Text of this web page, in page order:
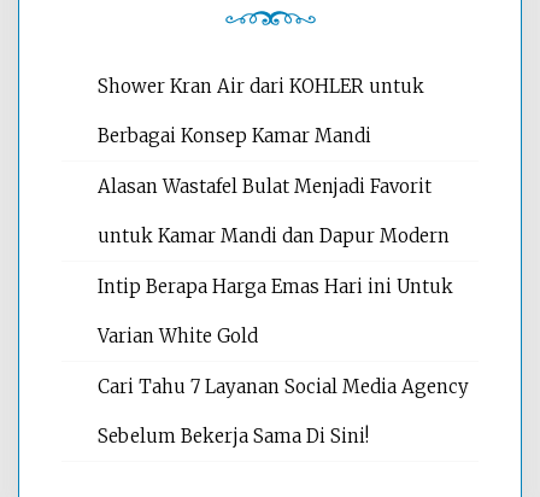
Shower Kran Air dari KOHLER untuk
Berbagai Konsep Kamar Mandi
Alasan Wastafel Bulat Menjadi Favorit
untuk Kamar Mandi dan Dapur Modern
Intip Berapa Harga Emas Hari ini Untuk
Varian White Gold
Cari Tahu 7 Layanan Social Media Agency
Sebelum Bekerja Sama Di Sini!